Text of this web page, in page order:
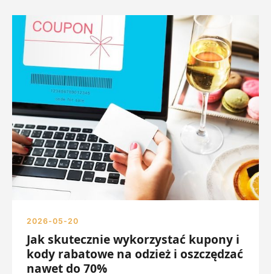
2026-05-20
Jak skutecznie wykorzystać kupony i
kody rabatowe na odzież i oszczędzać
nawet do 70%